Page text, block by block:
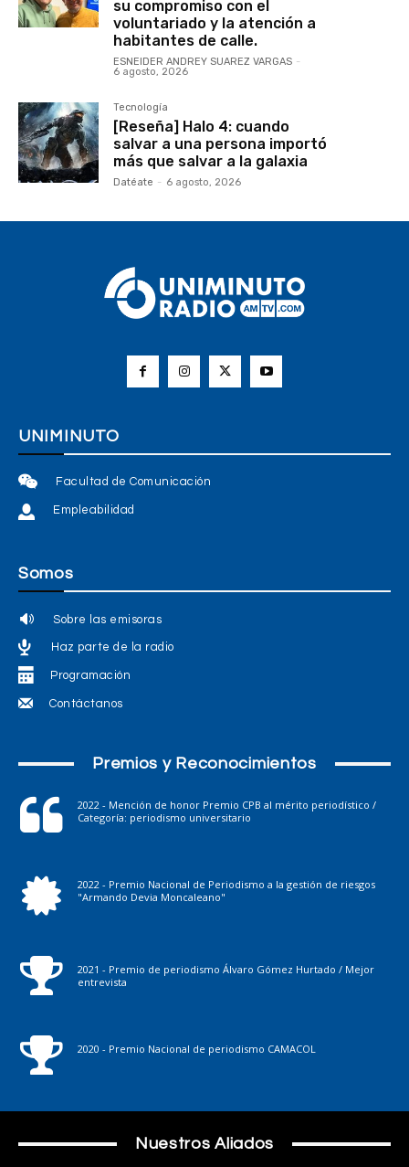
su compromiso con el
voluntariado y la atención a
habitantes de calle.
ESNEIDER ANDREY SUAREZ VARGAS -
6 agosto, 2026
Tecnología
[Reseña] Halo 4: cuando
salvar a una persona importó
más que salvar a la galaxia
Datéate - 6 agosto, 2026
UNIMINUTO
Facultad de Comunicación
Empleabilidad
Somos
Sobre las emisoras
Haz parte de la radio
Programación
Contáctanos
Premios y Reconocimientos
2022 - Mención de honor Premio CPB al mérito periodístico /
Categoría: periodismo universitario
2022 - Premio Nacional de Periodismo a la gestión de riesgos
"Armando Devia Moncaleano"
2021 - Premio de periodismo Álvaro Gómez Hurtado / Mejor
entrevista
2020 - Premio Nacional de periodismo CAMACOL
Nuestros Aliados